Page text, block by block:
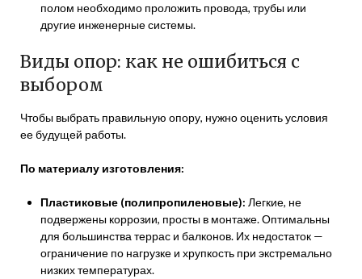
полом необходимо проложить провода, трубы или
другие инженерные системы.
Виды опор: как не ошибиться с
выбором
Чтобы выбрать правильную опору, нужно оценить условия
ее будущей работы.
По материалу изготовления:
Пластиковые (полипропиленовые): Легкие, не
подвержены коррозии, просты в монтаже. Оптимальны
для большинства террас и балконов. Их недостаток —
ограничение по нагрузке и хрупкость при экстремально
низких температурах.